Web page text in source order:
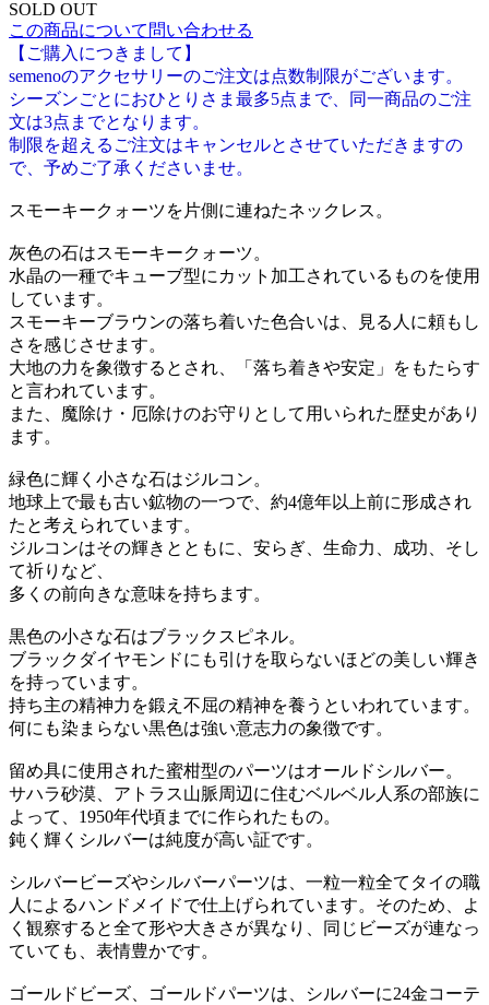
SOLD OUT
この商品について問い合わせる
【ご購入につきまして】
semenoのアクセサリーのご注文は点数制限がございます。
シーズンごとにおひとりさま最多5点まで、同一商品のご注
文は3点までとなります。
制限を超えるご注文はキャンセルとさせていただきますの
で、予めご了承くださいませ。
スモーキークォーツを片側に連ねたネックレス。
灰色の石はスモーキークォーツ。
水晶の一種でキューブ型にカット加工されているものを使用
しています。
スモーキーブラウンの落ち着いた色合いは、見る人に頼もし
さを感じさせます。
大地の力を象徴するとされ、「落ち着きや安定」をもたらす
と言われています。
また、魔除け・厄除けのお守りとして用いられた歴史があり
ます。
緑色に輝く小さな石はジルコン。
地球上で最も古い鉱物の一つで、約4億年以上前に形成され
たと考えられています。
ジルコンはその輝きとともに、安らぎ、生命力、成功、そし
て祈りなど、
多くの前向きな意味を持ちます。
黒色の小さな石はブラックスピネル。
ブラックダイヤモンドにも引けを取らないほどの美しい輝き
を持っています。
持ち主の精神力を鍛え不屈の精神を養うといわれています。
何にも染まらない黒色は強い意志力の象徴です。
留め具に使用された蜜柑型のパーツはオールドシルバー。
サハラ砂漠、アトラス山脈周辺に住むベルベル人系の部族に
よって、1950年代頃までに作られたもの。
鈍く輝くシルバーは純度が高い証です。
シルバービーズやシルバーパーツは、一粒一粒全てタイの職
人によるハンドメイドで仕上げられています。そのため、よ
く観察すると全て形や大きさが異なり、同じビーズが連なっ
ていても、表情豊かです。
ゴールドビーズ、ゴールドパーツは、シルバーに24金コーテ